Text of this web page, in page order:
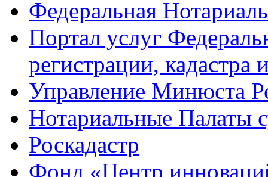
Федеральная
Портал услуг
регистрации, кадастра
Управление Минюста
Нотариальные Палаты
Роскадастр
Фонд «Центр